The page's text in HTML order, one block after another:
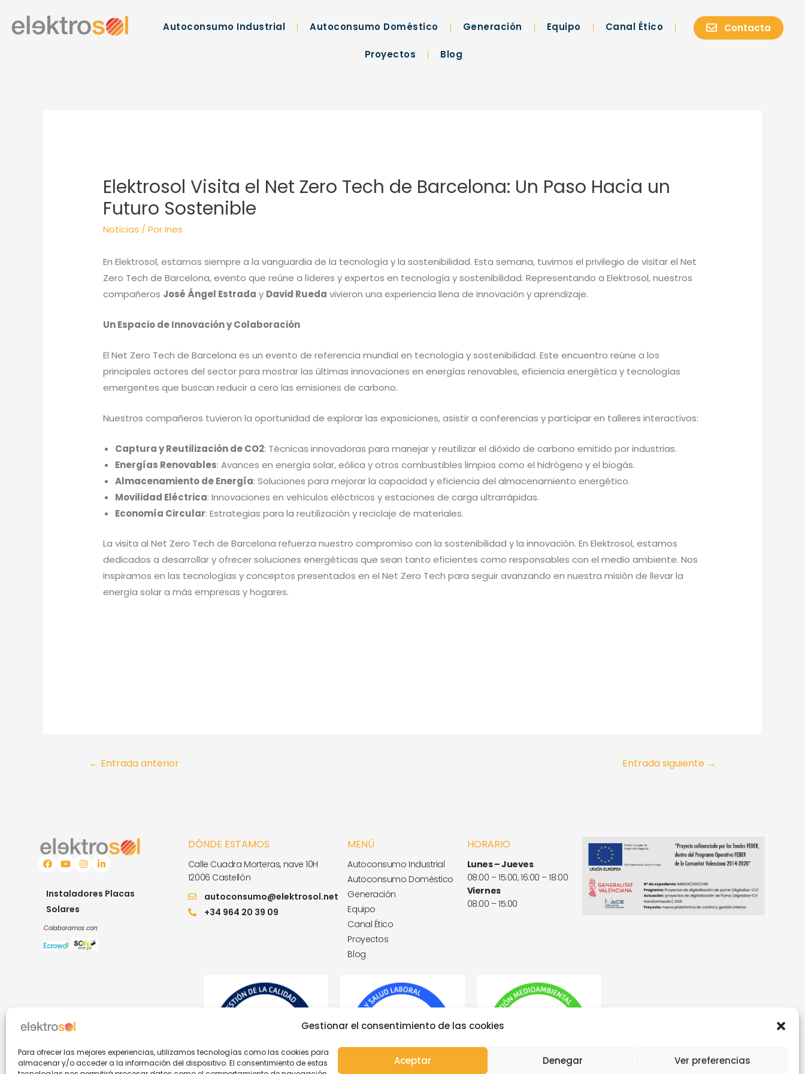
Gestionar el consentimiento de las cookies
Para ofrecer las mejores experiencias, utilizamos tecnologías como las cookies para
almacenar y/o acceder a la información del dispositivo. El consentimiento de estas
Aceptar Denegar Ver preferencias
Autoconsumo Industrial Autoconsumo Doméstico Generación Equipo Canal Ético
Proyectos Blog
Contacta
Elektrosol Visita el Net Zero Tech de Barcelona: Un Paso Hacia un
Futuro Sostenible
Noticias / PorInes
En Elektrosol, estamos siempre a la vanguardia de la tecnología y la sostenibilidad. Esta semana, tuvimos el privilegio de visitar el Net
Zero Tech de Barcelona, evento que reúne a líderes y expertos en tecnología y sostenibilidad. Representando a Elektrosol, nuestros
compañeros José Ángel Estrada y David Rueda vivieron una experiencia llena de innovación y aprendizaje.
Un Espacio de Innovación y Colaboración
El Net Zero Tech de Barcelona es un evento de referencia mundial en tecnología y sostenibilidad. Este encuentro reúne a los
principales actores del sector para mostrar las últimas innovaciones en energías renovables, eficiencia energética y tecnologías
emergentes que buscan reducir a cero las emisiones de carbono.
Nuestros compañeros tuvieron la oportunidad de explorar las exposiciones, asistir a conferencias y participar en talleres interactivos:
Captura y Reutilización de CO2: Técnicas innovadoras para manejar y reutilizar el dióxido de carbono emitido por industrias.
Energías Renovables: Avances en energía solar, eólica y otros combustibles limpios como el hidrógeno y el biogás.
Almacenamiento de Energía: Soluciones para mejorar la capacidad y eficiencia del almacenamiento energético.
Movilidad Eléctrica: Innovaciones en vehículos eléctricos y estaciones de carga ultrarrápidas.
Economía Circular: Estrategias para la reutilización y reciclaje de materiales.
La visita al Net Zero Tech de Barcelona refuerza nuestro compromiso con la sostenibilidad y la innovación. En Elektrosol, estamos
dedicados a desarrollar y ofrecer soluciones energéticas que sean tanto eficientes como responsables con el medio ambiente. Nos
inspiramos en las tecnologías y conceptos presentados en el Net Zero Tech para seguir avanzando en nuestra misión de llevar la
energía solar a más empresas y hogares.
← Entrada anterior Entrada siguiente →
Instaladores Placas
Solares
Colaboramos con:
DÓNDE ESTAMOS
Calle Cuadra Morteras, nave 10H
12006 Castellón
autoconsumo@elektrosol.net
+34 964 20 39 09
MENÚ
Autoconsumo Industrial
Autoconsumo Doméstico
Generación
Equipo
Canal Ético
Proyectos
Blog
HORARIO
Lunes – Jueves
08:00 – 15:00, 16:00 – 18:00
Viernes
08:00 – 15:00